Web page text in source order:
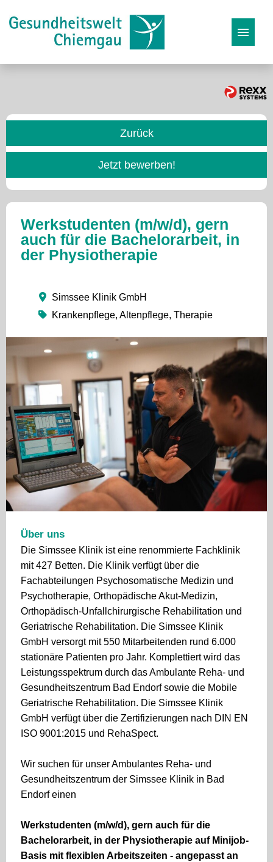
Karriereseite
Initiativbewerbung
Zurück
Jetzt bewerben!
Werkstudenten (m/w/d), gern
auch für die Bachelorarbeit, in
der Physiotherapie
Simssee Klinik GmbH
Krankenpflege, Altenpflege, Therapie
Über uns
Die Simssee Klinik ist eine renommierte Fachklinik
mit 427 Betten. Die Klinik verfügt über die
Fachabteilungen Psychosomatische Medizin und
Psychotherapie, Orthopädische Akut-Medizin,
Orthopädisch-Unfallchirurgische Rehabilitation und
Geriatrische Rehabilitation. Die Simssee Klinik
GmbH versorgt mit 550 Mitarbeitenden rund 6.000
stationäre Patienten pro Jahr. Komplettiert wird das
Leistungsspektrum durch das Ambulante Reha- und
Gesundheitszentrum Bad Endorf sowie die Mobile
Geriatrische Rehabilitation. Die Simssee Klinik
GmbH verfügt über die Zertifizierungen nach DIN EN
ISO 9001:2015 und RehaSpect.
Wir suchen für unser Ambulantes Reha- und
Gesundheitszentrum der Simssee Klinik in Bad
Endorf einen
Werkstudenten (m/w/d), gern auch für die
Bachelorarbeit, in der Physiotherapie auf Minijob-
Basis mit flexiblen Arbeitszeiten - angepasst an